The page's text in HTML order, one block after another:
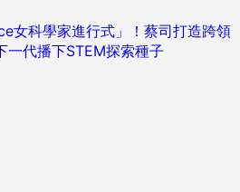
女科學家進行式」！蔡司打造跨領
一代播下STEM探索種子